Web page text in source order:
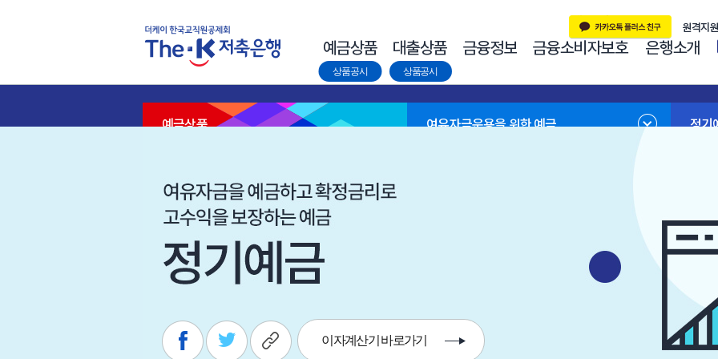
상품공시 상품공시
예금상품 여유자금운용을 위한 예금 정기
이자계산기 바로가기